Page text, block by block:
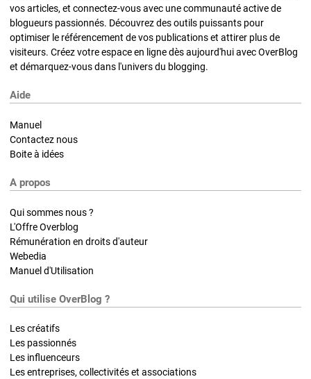
vos articles, et connectez-vous avec une communauté active de
blogueurs passionnés. Découvrez des outils puissants pour
optimiser le référencement de vos publications et attirer plus de
visiteurs. Créez votre espace en ligne dès aujourd'hui avec OverBlog
et démarquez-vous dans l'univers du blogging.
Aide
Manuel
Contactez nous
Boite à idées
A propos
Qui sommes nous ?
L'Offre Overblog
Rémunération en droits d'auteur
Webedia
Manuel d'Utilisation
Qui utilise OverBlog ?
Les créatifs
Les passionnés
Les influenceurs
Les entreprises, collectivités et associations